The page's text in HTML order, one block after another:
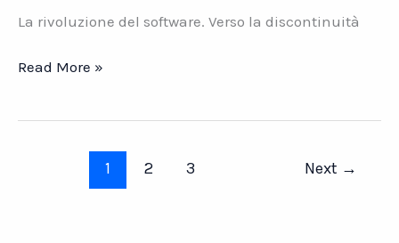
La rivoluzione del software. Verso la discontinuità
x
Read More »
1 2 3 Next →